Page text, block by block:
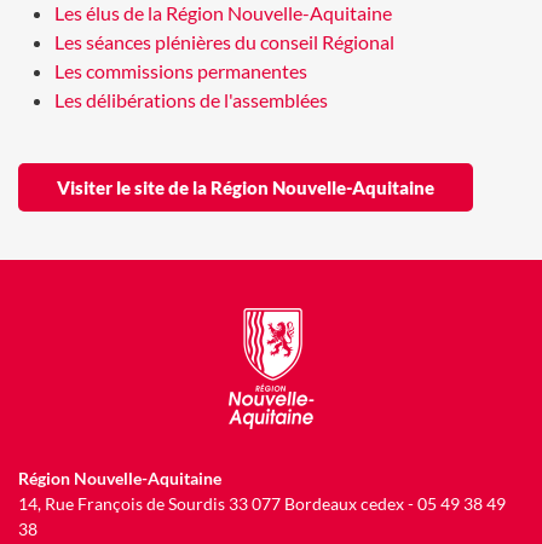
Les élus de la Région Nouvelle-Aquitaine
Les séances plénières du conseil Régional
Les commissions permanentes
Les délibérations de l'assemblées
Visiter le site de la Région Nouvelle-Aquitaine
Région Nouvelle-Aquitaine
14, Rue François de Sourdis 33 077 Bordeaux cedex - 05 49 38 49
38